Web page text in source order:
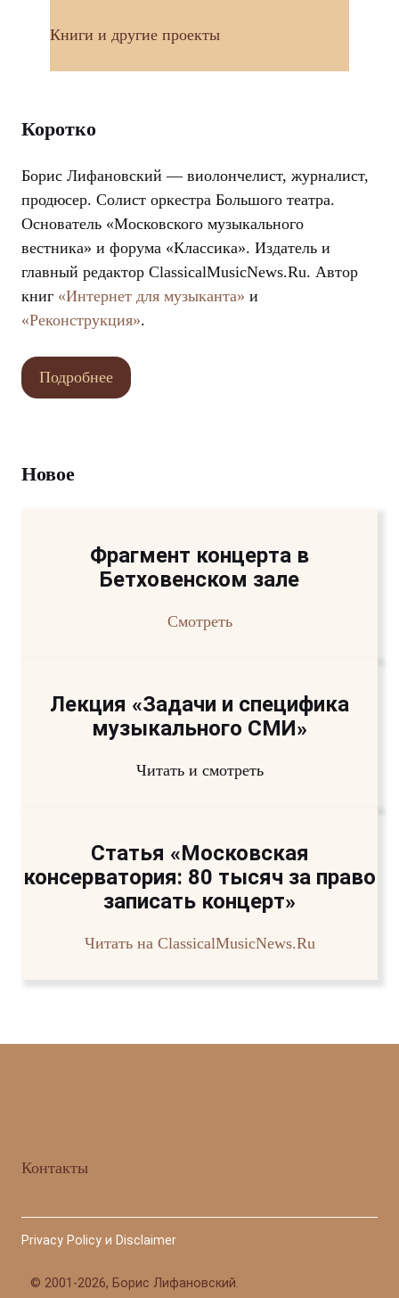
Книги и другие проекты
Коротко
Борис Лифановский — виолончелист, журналист,
продюсер. Солист оркестра Большого театра.
Основатель «Московского музыкального
вестника» и форума «Классика». Издатель и
главный редактор ClassicalMusicNews.Ru. Автор
книг «Интернет для музыканта» и
«Реконструкция».
Подробнее
Новое
Фрагмент концерта в
Бетховенском зале
Смотреть
Лекция «Задачи и специфика
музыкального СМИ»
Читать и смотреть
Статья «Московская
консерватория: 80 тысяч за право
записать концерт»
Читать на ClassicalMusicNews.Ru
Контакты
© 2001-2026, Борис Лифановский.
Privacy Policy и Disclaimer